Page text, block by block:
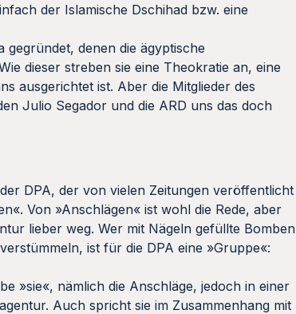
der Islamische Dschihad bzw. eine
denen die ägyptische
dieser streben sie eine Theokratie an, eine
ausgerichtet ist. Aber die Mitglieder des
Julio Segador und die ARD uns das doch
der DPA, der von vielen Zeitungen veröffentlicht
Von »Anschlägen« ist wohl die Rede, aber
lieber weg. Wer mit Nägeln gefüllte Bomben
ist für die DPA eine »Gruppe«:
»sie«, nämlich die Anschläge, jedoch in einer
Auch spricht sie im Zusammenhang mit